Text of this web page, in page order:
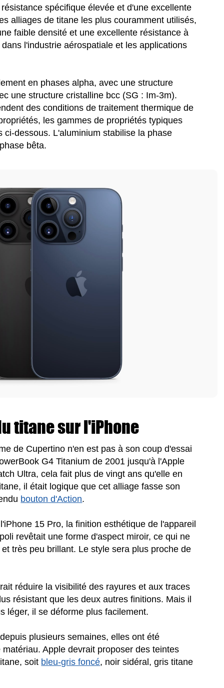
spécifique élevée et d'une excellente
alliages de titane les plus couramment utilisés,
faible densité et une excellente résistance à
l'industrie aérospatiale et les applications
en phases alpha, avec une structure
une structure cristalline bcc (SG : Im-3m).
des conditions de traitement thermique de
les gammes de propriétés typiques
dessous. L'aluminium stabilise la phase
bêta.
titane sur l'iPhone
de Cupertino n'en est pas à son coup d'essai
G4 Titanium de 2001 jusqu'à l'Apple
Ultra, cela fait plus de vingt ans qu'elle en
il était logique que cet alliage fasse son
bouton d'Action.
15 Pro, la finition esthétique de l'appareil
revêtait une forme d'aspect miroir, ce qui ne
très peu brillant. Le style sera plus proche de
réduire la visibilité des rayures et aux traces
résistant que les deux autres finitions. Mais il
léger, il se déforme plus facilement.
plusieurs semaines, elles ont été
Apple devrait proposer des teintes
soit bleu-gris foncé, noir sidéral, gris titane